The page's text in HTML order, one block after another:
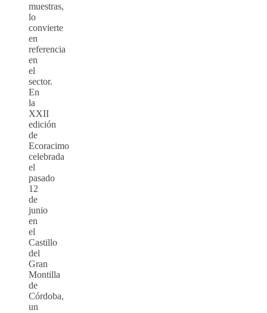
muestras,
lo
convierte
en
referencia
en
el
sector.
En
la
XXII
edición
de
Ecoracimo
celebrada
el
pasado
12
de
junio
en
el
Castillo
del
Gran
Montilla
de
Córdoba,
un